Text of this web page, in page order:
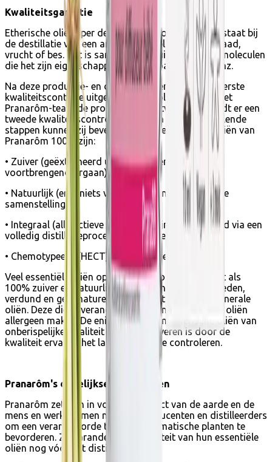
Kwaliteitsgarantie
Etherische olie is per definitie het product dat ontstaat bij
de destillatie van een aromatische plant, bloem, zaad,
vrucht of bes. Het is samengesteld uit chemische moleculen
die het zijn eigenschappen geven, zoals fenolen, enz.
Na deze productie- en distillatiefasen wordt een eerste
kwaliteitscontrole uitgevoerd. Vervolgens neemt het
Pranarôm-team de producten in ontvangst en vindt er een
tweede kwaliteitscontrole plaats. Na deze verschillende
stappen kunnen zij bevestigen dat de essentiële oliën van
Pranarôm 100% zijn:
• Zuiver (geëxtraheerd uit één plantensoort of
voortbrengend orgaan).
• Natuurlijk (er is niets veranderd aan de natuurlijke
samenstelling).
• Integraal (alle actieve moleculen zijn geëxtraheerd via een
volledig distillatieproces, TOTUM genaamd).
• Chemotypeerd (HECT), chemisch gedefinieerd.
Veel essentiële oliën op de markt worden verkocht als
100% zuiver en natuurlijk. Zij worden echter versneden,
verdund en gedenatureerd met plantaardige of minerale
oliën. Deze diepe veranderingen kunnen essentiële oliën
allergeen maken. De enige manier om etherische oliën van
onberispelijke kwaliteit te kunnen leveren is door de
kwaliteit ervan in het laboratorium te controleren.
Pranarôm's dagelijkse handelingen
Pranarôm zet zich in voor het respect van de aarde en de
mens en werkt samen met zijn producenten en distilleerders
om een verantwoorde teelt van aromatische planten te
bevorderen. Zij garanderen de kwaliteit van hun essentiële
oliën nog vóór het distillatieproces: